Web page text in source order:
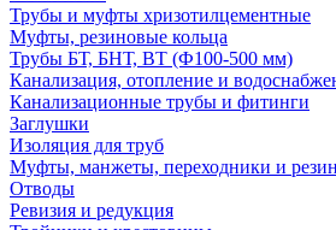
Трубы и муфты хризотилцементные
Муфты, резиновые кольца
Трубы БТ, БНТ, ВТ (Ф100-500 мм)
Канализация, отопление и
Канализационные трубы и фитинги
Заглушки
Изоляция для труб
Муфты, манжеты, переходники и
Отводы
Ревизия и редукция